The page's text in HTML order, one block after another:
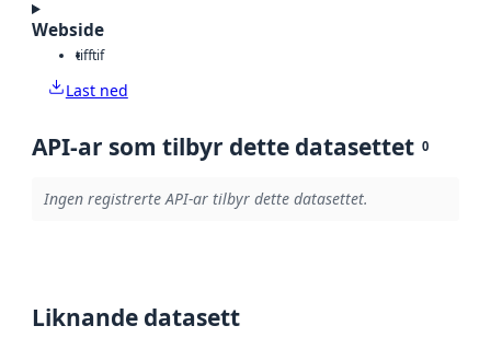
Webside
tifftif
Last ned
API-ar som tilbyr dette datasettet 0
Ingen registrerte API-ar tilbyr dette datasettet.
Liknande datasett